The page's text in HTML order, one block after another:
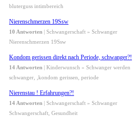
bluterguss intimbereich
Nierenschmerzen 19Ssw
10 Antworten | Schwangerschaft » Schwanger
Nierenschmerzen 19Ssw
Kondom gerissen direkt nach Periode, schwanger?!
14 Antworten | Kinderwunsch » Schwanger werden
schwanger, ,kondom gerissen, periode
Nierenstau ! Erfahrungen?!
14 Antworten | Schwangerschaft » Schwanger
Schwangerschaft, Gesundheit